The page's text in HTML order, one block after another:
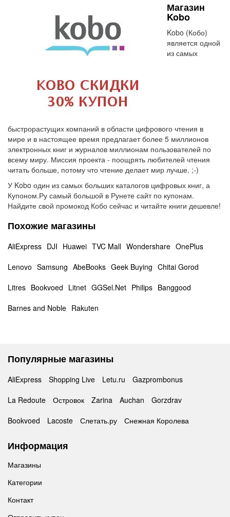
Магазин
Kobo
Kobo (Кобо)
является одной
из самых
быстрорастущих компаний в области цифрового чтения в
мире и в настоящее время предлагает более 5 миллионов
электронных книг и журналов миллионам пользователей по
всему миру. Миссия проекта - поощрять любителей чтения
читать больше, потому что чтение делает мир лучше. ;-)
У Kobo один из самых больших каталогов цифровых книг, а
Купоном.Ру самый большой в Рунете сайт по купонам.
Найдите свой промокод Кобо сейчас и читайте книги дешевле!
Похожие магазины
AliExpress DJI Huawei TVC Mall Wondershare OnePlus
Lenovo Samsung AbeBooks Geek Buying Chitai Gorod
Litres Bookvoed Litnet GGSel.Net Philips Banggood
Barnes and Noble Rakuten
Популярные магазины
AliExpress Shopping Live Letu.ru
Gazprombonus
La Redoute
Островок Zarina Auchan
Gorzdrav
Bookvoed
Lacoste Слетать.ру Снежная Королева
Информация
Магазины
Категории
Контакт